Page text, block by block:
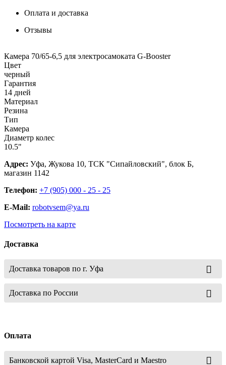
Оплата и доставка
Отзывы
Камера 70/65-6,5 для электросамоката G-Booster
Цвет
черный
Гарантия
14 дней
Материал
Резина
Тип
Камера
Диаметр колес
10.5"
Адрес: Уфа, Жукова 10, ТСК "Сипайловский", блок Б,
магазин 1142
Телефон: +7 (905) 000 - 25 - 25
E-Mail: robotvsem@ya.ru
Посмотреть на карте
Доставка
Доставка товаров по г. Уфа
Доставка по России
Оплата
Банковской картой Visa, MasterCard и Maestro